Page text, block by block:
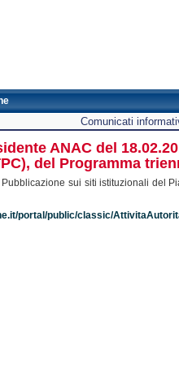
Comunicati
ANAC del
del Programma
sui siti istituzionali del
portal/public/classic/